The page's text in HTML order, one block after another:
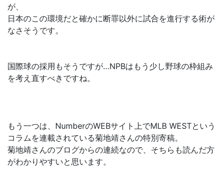
が、
日本のこの環境だと確かに断罪以外に試合を進行する術が
なさそうです。
国際球の採用もそうですが…NPBはもう少し野球の枠組み
を考え直すべきですね。
もう一つは、NumberのWEBサイト上でMLB WESTという
コラムを連載されている菊地靖さんの特別寄稿。
菊地靖さんのブログからの連続なので、そちらも読んだ方
がわかりやすいと思います。